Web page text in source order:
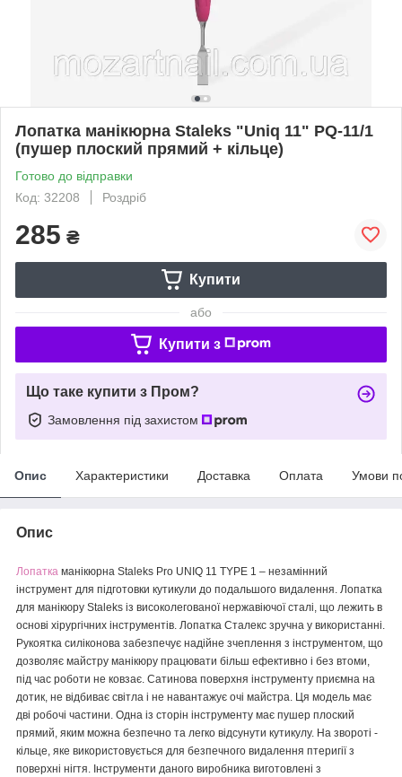
Лопатка манікюрна Staleks "Uniq 11" PQ-11/1
(пушер плоский прямий + кільце)
Готово до відправки
Код: 32208
Роздріб
285 ₴
Купити
або
Купити з
Що таке купити з Пром?
Замовлення під захистом
Опис Характеристики Доставка Оплата Умови
Опис
Лопатка манікюрна Staleks Pro UNIQ 11 TYPE 1 – незамінний
інструмент для підготовки кутикули до подальшого видалення. Лопатка
для манікюру Staleks із високолегованої нержавіючої сталі, що лежить в
основі хірургічних інструментів. Лопатка Сталекс зручна у використанні.
Рукоятка силіконова забезпечує надійне зчеплення з інструментом, що
дозволяє майстру манікюру працювати більш ефективно і без втоми,
під час роботи не ковзає. Сатинова поверхня інструменту приємна на
дотик, не відбиває світла і не навантажує очі майстра. Ця модель має
дві робочі частини. Одна із сторін інструменту має пушер плоский
прямий, яким можна безпечно та легко відсунути кутикулу. На звороті -
кільце, яке використовується для безпечного видалення птеригії з
поверхні нігтя. Інструменти даного виробника виготовлені з